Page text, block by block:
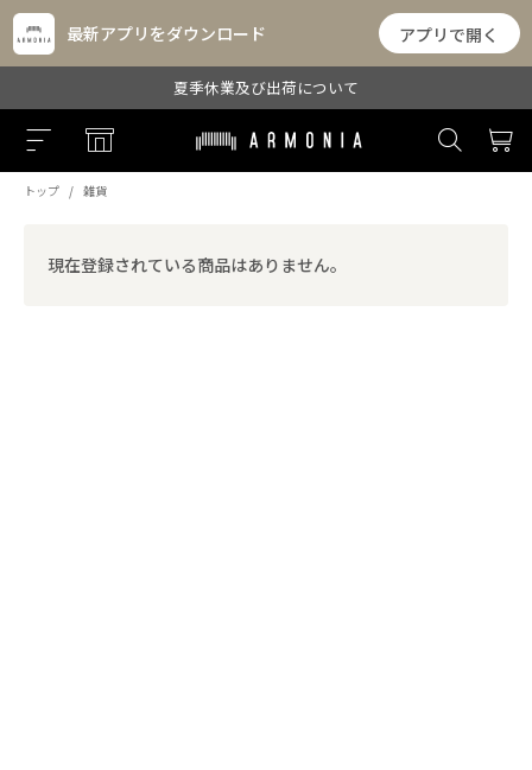
最新アプリをダウンロード アプリで開く
夏季休業及び出荷について
トップ 雑貨
現在登録されている商品はありません。